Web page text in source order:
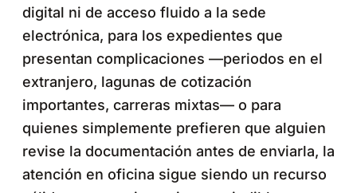
digital ni de acceso fluido a la sede
electrónica, para los expedientes que
presentan complicaciones —periodos en el
extranjero, lagunas de cotización
importantes, carreras mixtas— o para
quienes simplemente prefieren que alguien
revise la documentación antes de enviarla, la
atención en oficina sigue siendo un recurso